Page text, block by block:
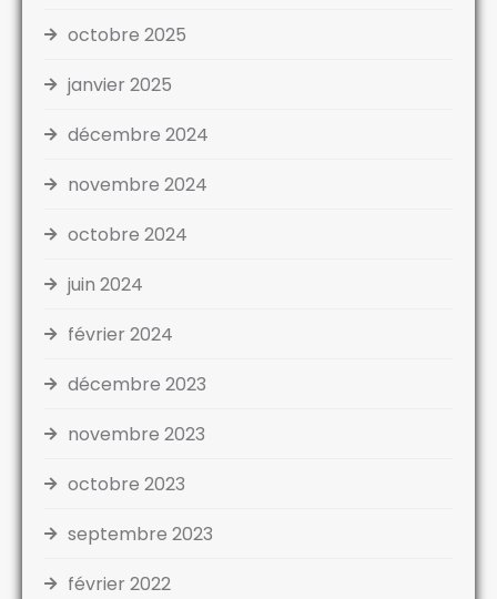
octobre 2025
janvier 2025
décembre 2024
novembre 2024
octobre 2024
juin 2024
février 2024
décembre 2023
novembre 2023
octobre 2023
septembre 2023
février 2022